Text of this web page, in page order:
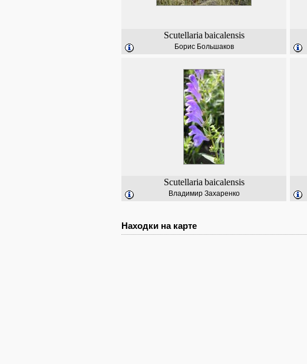
Scutellaria baicalensis
Борис Большаков
Scutellaria baicalensis
Владимир Захаренко
Находки на карте